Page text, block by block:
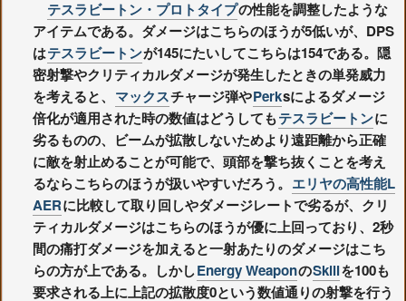
テスラビートン・プロトタイプの性能を調整したような
アイテムである。ダメージはこちらのほうが5低いが、DPS
はテスラビートンが145にたいしてこちらは154である。隠
密射撃やクリティカルダメージが発生したときの単発威力
を考えると、 マックスチャージ弾やPerksによるダメージ
倍化が適用された時の数値はどうしてもテスラビートンに
劣るものの、ビームが拡散しないためより遠距離から正確
に敵を射止めることが可能で、頭部を撃ち抜くことを考え
るならこちらのほうが扱いやすいだろう。 エリヤの高性能L
AERに比較して取り回しやダメージレートで劣るが、クリ
ティカルダメージはこちらのほうが優に上回っており、2秒
間の痛打ダメージを加えると一射あたりのダメージはこち
らの方が上である。しかしEnergy WeaponのSkillを100も
要求される上に上記の拡散度0という数値通りの射撃を行う